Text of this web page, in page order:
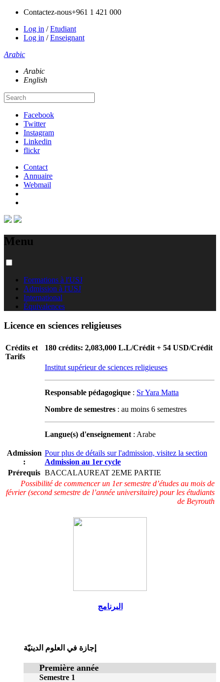
Contactez-nous+961 1 421 000
Log in /Etudiant
Log in /Enseignant
Arabic
Arabic
English
Facebook
Twitter
Instagram
Linkedin
flickr
Contact
Annuaire
Webmail
Menu
Formations à l'USJ
Admission à l'USJ
International
Équivalences
Licence en sciences religieuses
Crédits et
Tarifs
180 crédits: 2,083,000 L.L/Crédit + 54 USD/Crédit
Institut supérieur de sciences religieuses
Responsable pédagogique : Sr Yara Matta
Nombre de semestres : au moins 6 semestres
Langue(s) d'enseignement : Arabe
Admission
:
Pour plus de détails sur l'admission, visitez la section
Admission au 1er cycle
Prérequis BACCALAUREAT 2EME PARTIE
Possibilité de commencer un 1er semestre d’études au mois de
février (second semestre de l’année universitaire) pour les étudiants
de Beyrouth
البرنامج
إجازة في العلوم الدينيّة
Première année
Semestre 1